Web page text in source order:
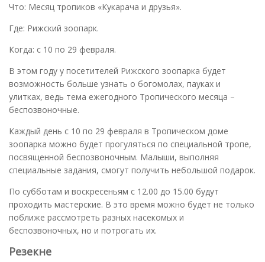
Что: Месяц тропиков «Кукарача и друзья».
Где: Рижский зоопарк.
Когда: с 10 по 29 февраля.
В этом году у посетителей Рижского зоопарка будет
возможность больше узнать о богомолах, пауках и
улитках, ведь тема ежегодного Тропического месяца –
беспозвоночные.
Каждый день с 10 по 29 февраля в Тропическом доме
зоопарка можно будет прогуляться по специальной тропе,
посвященной беспозвоночным. Малыши, выполняя
специальные задания, смогут получить небольшой подарок.
По субботам и воскресеньям с 12.00 до 15.00 будут
проходить мастерские. В это время можно будет не только
поближе рассмотреть разных насекомых и
беспозвоночных, но и потрогать их.
Резекне